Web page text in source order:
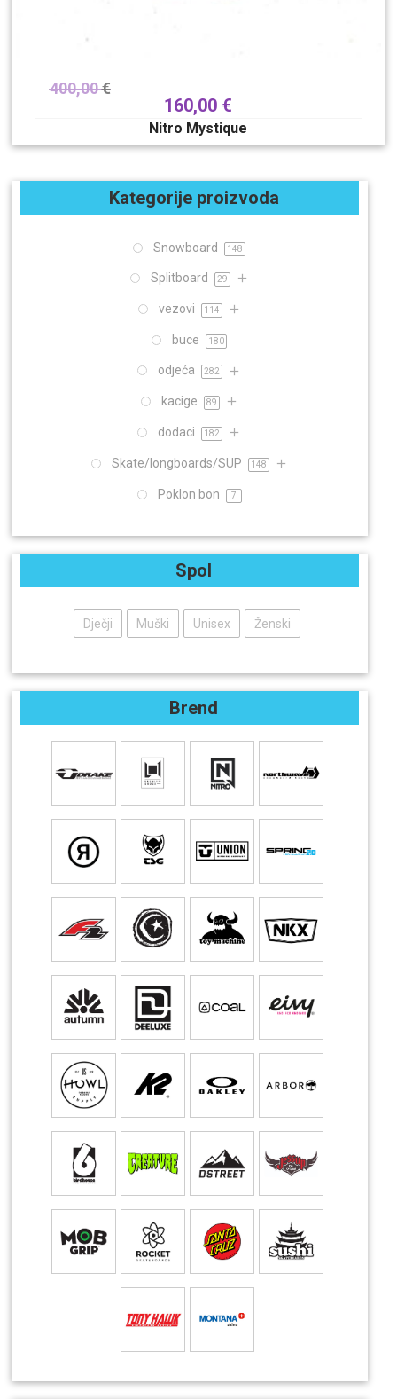
400,00€
160,00 €
Nitro Mystique
Kategorije proizvoda
Snowboard 148
Splitboard 29
vezovi 114
buce 180
odjeća 282
kacige 89
dodaci 182
Skate/longboards/SUP 148
Poklon bon 7
Spol
Dječji Muški Unisex Ženski
Brend